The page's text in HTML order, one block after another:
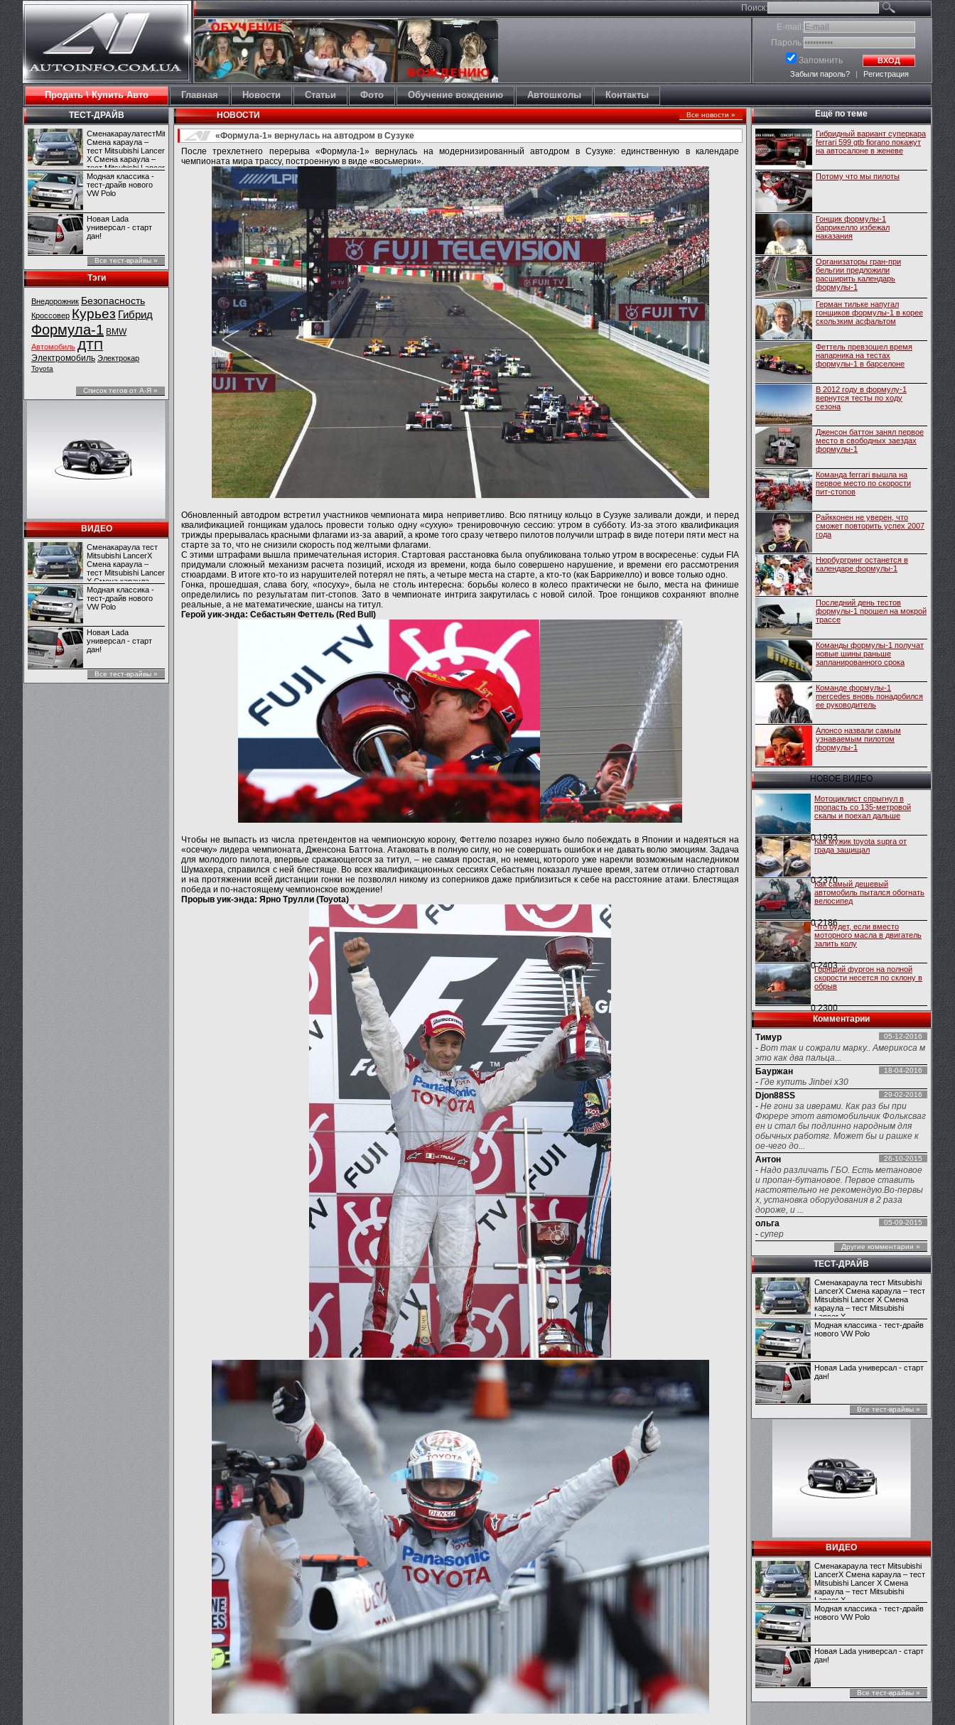
Поиск:
E-mail:
Пароль:
Запомнить
ВХОД
Забыли пароль?
| Регистрация
Продать \ Купить Авто Главная Новости Статьи Фото Обучение вождению Автошколы Контакты
ТЕСТ-ДРАЙВ
СменакараулатестMitsubishiLancerX
Смена караула –
тест Mitsubishi Lancer
X Смена караула –
тест Mitsubishi Lancer
X
Модная классика -
тест-драйв нового
VW Polo
Новая Lada
универсал - старт
дан!
Все тест-врайвы »
Тэги
Внедорожник Безопасность
Кроссовер Курьез Гибрид
Формула-1 BMW
Автомобиль ДТП
Электромобиль Электрокар
Toyota
Список тегов от А-Я »
ВИДЕО
Сменакараула тест
Mitsubishi LancerX
Смена караула –
тест Mitsubishi Lancer
X Смена караула –
тест Mitsubishi Lancer
X
Модная классика -
тест-драйв нового
VW Polo
Новая Lada
универсал - старт
дан!
Все тест-врайвы »
НОВОСТИ Все новости »
«Формула-1» вернулась на автодром в Сузуке
После трехлетнего перерыва «Формула-1» вернулась на модернизированный автодром в Сузуке: единственную в календаре
чемпионата мира трассу, построенную в виде «восьмерки».
Обновленный автодром встретил участников чемпионата мира неприветливо. Всю пятницу кольцо в Сузуке заливали дожди, и перед
квалификацией гонщикам удалось провести только одну «сухую» тренировочную сессию: утром в субботу. Из-за этого квалификация
трижды прерывалась красными флагами из-за аварий, а кроме того сразу четверо пилотов получили штраф в виде потери пяти мест на
старте за то, что не снизили скорость под желтыми флагами.
С этими штрафами вышла примечательная история. Стартовая расстановка была опубликована только утром в воскресенье: судьи FIA
придумали сложный механизм расчета позиций, исходя из времени, когда было совершено нарушение, и времени его рассмотрения
стюардами. В итоге кто-то из нарушителей потерял не пять, а четыре места на старте, а кто-то (как Баррикелло) и вовсе только одно.
Гонка, прошедшая, слава богу, «посуху», была не столь интересна: борьбы колесо в колесо практически не было, места на финише
определились по результатам пит-стопов. Зато в чемпионате интрига закрутилась с новой силой. Трое гонщиков сохраняют вполне
реальные, а не математические, шансы на титул.
Герой уик-энда: Себастьян Феттель (Red Bull)
Чтобы не выпасть из числа претендентов на чемпионскую корону, Феттелю позарез нужно было побеждать в Японии и надеяться на
«осечку» лидера чемпионата, Дженсона Баттона. Атаковать в полную силу, но не совершать ошибок и не давать волю эмоциям. Задача
для молодого пилота, впервые сражающегося за титул, – не самая простая, но немец, которого уже нарекли возможным наследником
Шумахера, справился с ней блестяще. Во всех квалификационных сессиях Себастьян показал лучшее время, затем отлично стартовал
и на протяжении всей дистанции гонки не позволял никому из соперников даже приблизиться к себе на расстояние атаки. Блестящая
победа и по-настоящему чемпионское вождение!
Прорыв уик-энда: Ярно Трулли (Toyota)
Ещё по теме
Гибридный вариант суперкара
ferrari 599 gtb fiorano покажут
на автосалоне в женеве
Потому что мы пилоты
Гонщик формулы-1
баррикелло избежал
наказания
Организаторы гран-при
бельгии предложили
расширить календарь
формулы-1
Герман тильке напугал
гонщиков формулы-1 в корее
скользким асфальтом
Феттель превзошел время
напарника на тестах
формулы-1 в барселоне
В 2012 году в формулу-1
вернутся тесты по ходу
сезона
Дженсон баттон занял первое
место в свободных заездах
формулы-1
Команда ferrari вышла на
первое место по скорости
пит-стопов
Райкконен не уверен, что
сможет повторить успех 2007
года
Нюрбургринг останется в
календаре формулы-1
Последний день тестов
формулы-1 прошел на мокрой
трассе
Команды формулы-1 получат
новые шины раньше
запланированного срока
Команде формулы-1
mercedes вновь понадобился
ее руководитель
Алонсо назвали самым
узнаваемым пилотом
формулы-1
НОВОЕ ВИДЕО
Мотоциклист спрыгнул в
пропасть со 135-метровой
скалы и поехал дальше
0 1993
Как мужик toyota supra от
града защищал
0 2370
Как самый дешевый
автомобиль пытался обогнать
велосипед
0 2186
Что будет, если вместо
моторного масла в двигатель
залить колу
0 2403
Горящий фургон на полной
скорости несется по склону в
обрыв
0 2300
Комментарии
Тимур
05-12-2016
- Вот так и сожрали марку.. Америкоса м
это как два пальца...
Бауржан
18-04-2016
- Где купить Jinbei x30
Djon88SS
29-02-2016
- Не гони за иверами. Как раз бы при
Фюрере этот автомобильчик Фольксваг
ен и стал бы подлинно народным для
обычных работяг. Может бы и рашке к
ое-чего до...
Антон
26-10-2015
- Надо различать ГБО. Есть метановое
и пропан-бутановое. Первое ставить
настоятельно не рекомендую.Во-первы
х, установка оборудования в 2 раза
дороже, и ...
ольга
05-09-2015
- супер
Другие комментарии »
ТЕСТ-ДРАЙВ
Сменакараула тест Mitsubishi
LancerX Смена караула – тест
Mitsubishi Lancer X Смена
караула – тест Mitsubishi
Lancer X
Модная классика - тест-драйв
нового VW Polo
Новая Lada универсал - старт
дан!
Все тест-врайвы »
ВИДЕО
Сменакараула тест Mitsubishi
LancerX Смена караула – тест
Mitsubishi Lancer X Смена
караула – тест Mitsubishi
Lancer X
Модная классика - тест-драйв
нового VW Polo
Новая Lada универсал - старт
дан!
Все тест-врайвы »